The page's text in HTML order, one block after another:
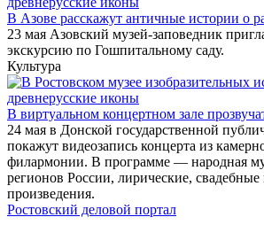
В Азове расскажут античные истории о
23 мая Азовский музей-заповедник
экскурсию по Гошпитальному саду.
Культура
В виртуальном концертном зале
24 мая в Донской государственной
покажут видеозапись концерта из
филармонии. В программе — народная
регионов России, лирические,
произведения.
Ростовский деловой портал